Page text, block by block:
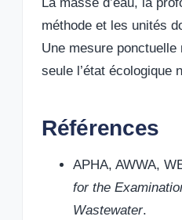
méthode et les unités
Une mesure
seule l’état écologique
Références
APHA, AWWA,
for the
Wastewater.